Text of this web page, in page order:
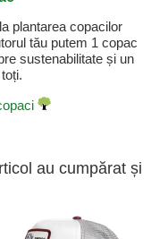
plantarea copacilor
tău putem 1 copac
sustenabilitate și un
au cumpărat și